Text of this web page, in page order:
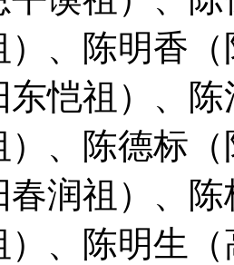
、 陈明香
东恺祖）、
）、陈德标
春润祖）、
）、陈明生